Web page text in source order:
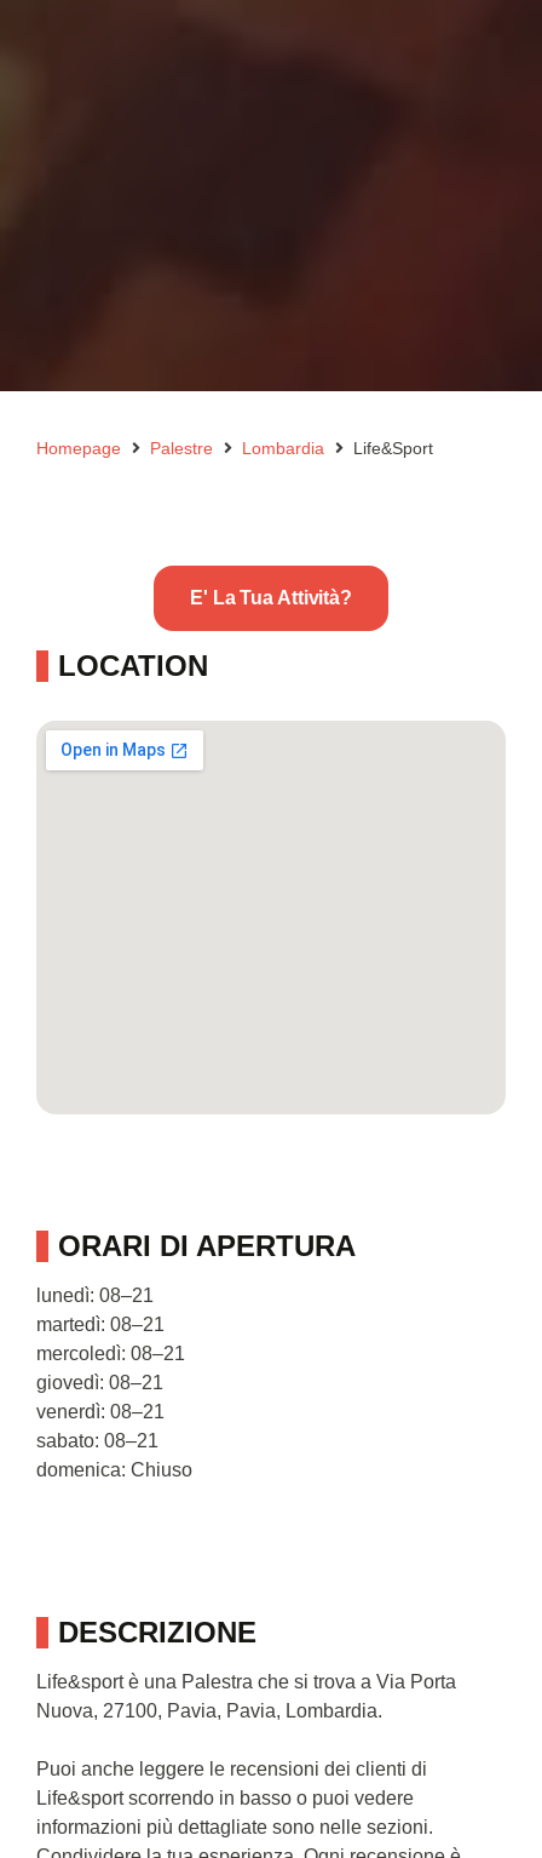
Homepage Palestre Lombardia Life&Sport
DESCRIZIONE
Life&sport è una Palestra che si trova a Via Porta
Nuova, 27100, Pavia, Pavia, Lombardia.
Puoi anche leggere le recensioni dei clienti di
Life&sport scorrendo in basso o puoi vedere
informazioni più dettagliate sono nelle sezioni.
E' La Tua Attività?
LOCATION
ORARI DI APERTURA
lunedì: 08–21
martedì: 08–21
mercoledì: 08–21
giovedì: 08–21
venerdì: 08–21
sabato: 08–21
domenica: Chiuso